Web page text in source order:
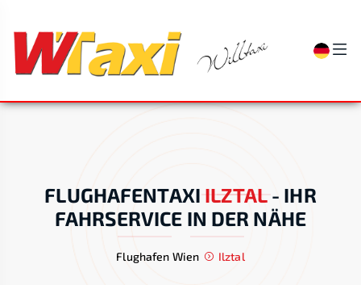
FLUGHAFENTAXI ILZTAL- IHR
FAHRSERVICE IN DER NÄHE
Flughafen Wien Ilztal